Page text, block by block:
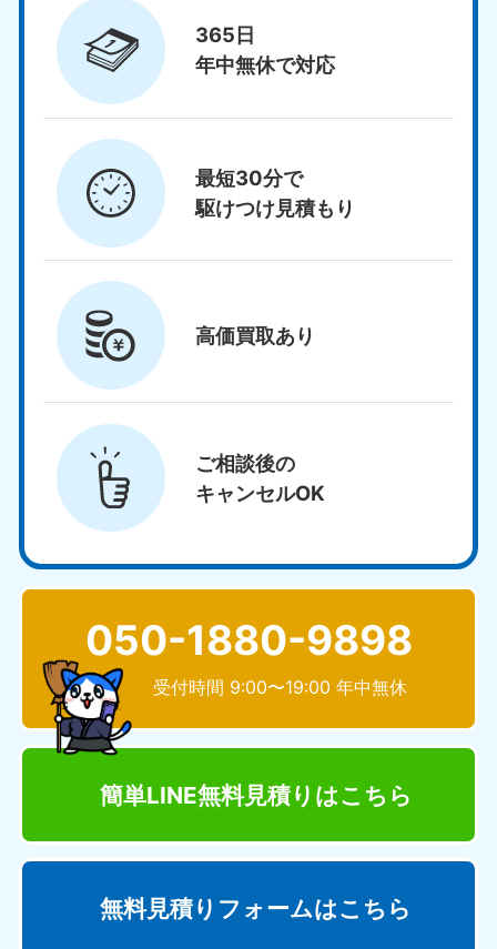
365日
年中無休で対応
最短30分で
駆けつけ見積もり
高価買取あり
ご相談後の
キャンセルOK
050-1880-9898
受付時間 9:00〜19:00 年中無休
簡単LINE無料見積り はこちら
無料見積りフォームはこちら